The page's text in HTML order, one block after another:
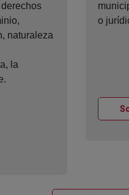
naturaleza
la
o